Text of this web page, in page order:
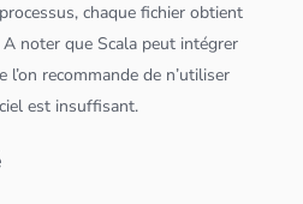
chaque fichier obtient
A noter que Scala peut intégrer
l’on recommande de n’utiliser
est insuffisant.